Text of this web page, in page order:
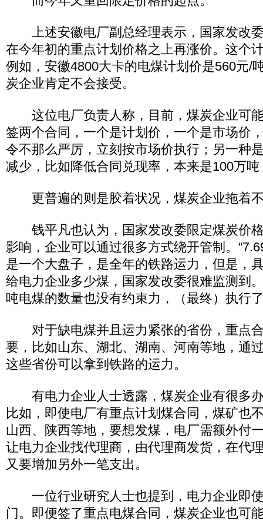
上述安徽电厂副总经理表示，国家发改
在今年初的重点计划价格之上再涨价。这个
例如，安徽4800大卡的电煤计划价是560元/
炭企业肯定不会接受。
这位电厂负责人称，目前，煤炭企业可
签两个合同，一个是计划价，一个是市场价
令不那么严厉，立刻按市场价执行；另一种
减少，比如降低合同兑现率，本来是100万
更普遍的则是胶着状况，煤炭企业拖着
钱平凡也认为，国家发改委限定煤炭价
影响，企业可以通过很多方式绕开管制。
是一个大盘子，是全年的铁路运力，但是，
给电力企业多少煤，国家发改委很难监测到
吨电煤的数量也没有约束力，（最终）执行
对于缺电煤并且运力紧张的省份，重点
要，比如山东、湖北、湖南、河南等地，通
这些省份可以拿到铁路的运力。
有电力企业人士透露，煤炭企业有很多
比如，即使电厂有重点计划煤合同，煤矿也
山西、陕西等地，要想发煤，电厂需额外付
让电力企业找代理商，由代理商发货，在代
又要增加另外一笔支出。
一位行业研究人士也提到，电力企业即
门。即便签了重点电煤合同，煤炭企业也可